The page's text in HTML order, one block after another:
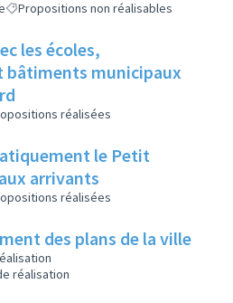
Propositions non réalisables
les écoles,
bâtiments municipaux
réalisées
le Petit
arrivants
réalisées
des plans de la ville
réalisation